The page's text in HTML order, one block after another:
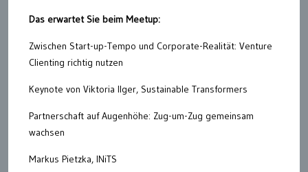
Das erwartet Sie beim Meetup:
Zwischen Start-up-Tempo und Corporate-Realität: Venture
Clienting richtig nutzen
Keynote von Viktoria Ilger, Sustainable Transformers
Partnerschaft auf Augenhöhe: Zug-um-Zug gemeinsam
wachsen
Markus Pietzka, INiTS